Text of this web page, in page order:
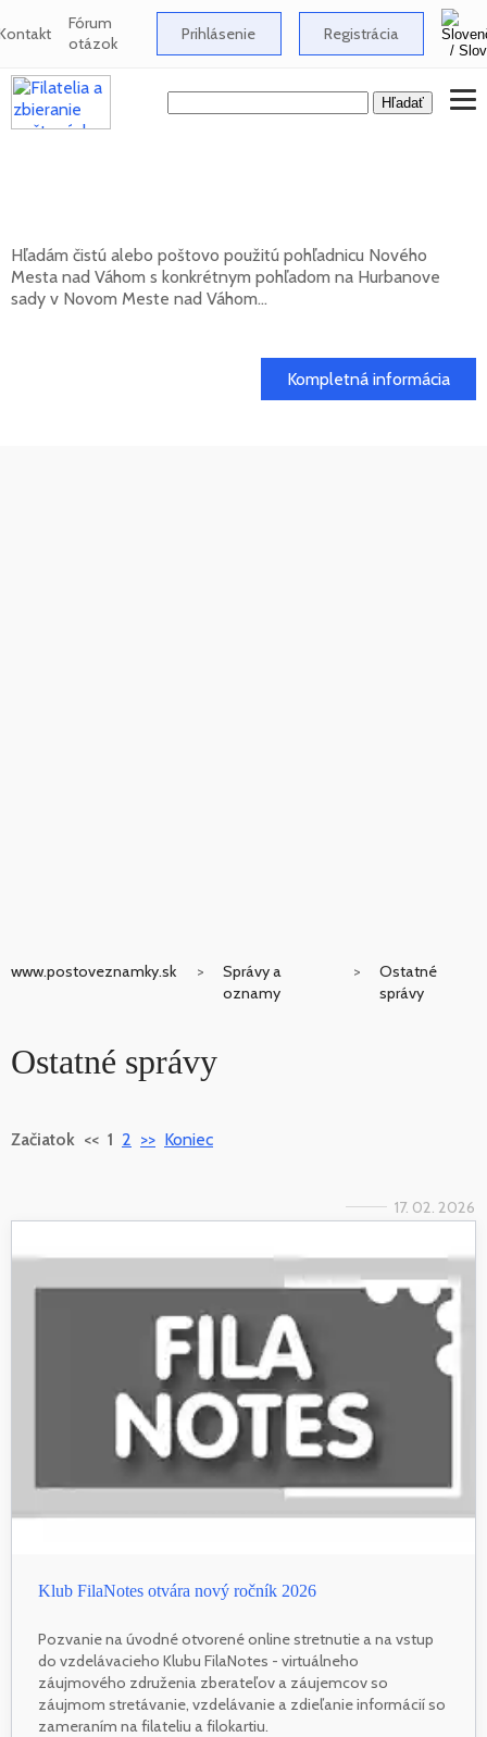
Fórum
otázok Prihlásenie Registrácia
Hľadám čistú alebo poštovo použitú pohľadnicu Nového
Mesta nad Váhom s konkrétnym pohľadom na Hurbanove
sady v Novom Meste nad Váhom...
Kompletná informácia
www.postoveznamky.sk
Správy a
oznamy
Ostatné
správy
Ostatné správy
Začiatok << 1 2 >> Koniec
17. 02. 2026
Klub FilaNotes otvára nový ročník 2026
Pozvanie na úvodné otvorené online stretnutie a na vstup
do vzdelávacieho Klubu FilaNotes - virtuálneho
záujmového združenia zberateľov a záujemcov so
záujmom stretávanie, vzdelávanie a zdieľanie informácií so
zameraním na filateliu a filokartiu.